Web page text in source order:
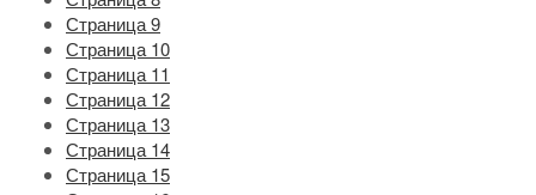
Страница 9
Страница 10
Страница 11
Страница 12
Страница 13
Страница 14
Страница 15